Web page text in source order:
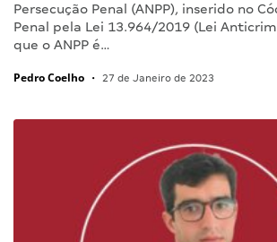
Persecução Penal (ANPP), inserido no
Penal pela Lei 13.964/2019 (Lei
que o ANPP é…
Pedro Coelho • 27 de Janeiro de 2023